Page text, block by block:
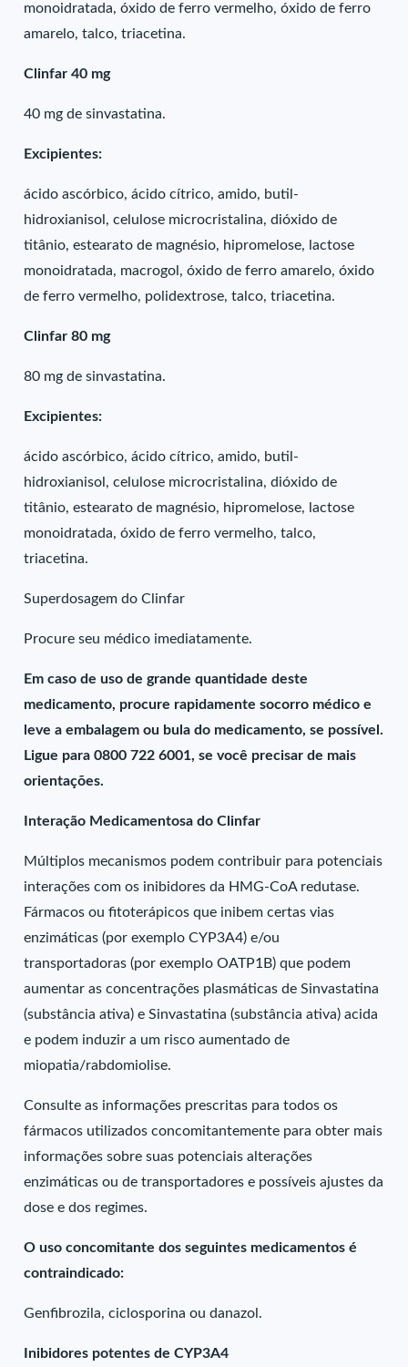
monoidratada, óxido de ferro vermelho, óxido de ferro
amarelo, talco, triacetina.
Clinfar 40 mg
40 mg de sinvastatina.
Excipientes:
ácido ascórbico, ácido cítrico, amido, butil-
hidroxianisol, celulose microcristalina, dióxido de
titânio, estearato de magnésio, hipromelose, lactose
monoidratada, macrogol, óxido de ferro amarelo, óxido
de ferro vermelho, polidextrose, talco, triacetina.
Clinfar 80 mg
80 mg de sinvastatina.
Excipientes:
ácido ascórbico, ácido cítrico, amido, butil-
hidroxianisol, celulose microcristalina, dióxido de
titânio, estearato de magnésio, hipromelose, lactose
monoidratada, óxido de ferro vermelho, talco,
triacetina.
Superdosagem do Clinfar
Procure seu médico imediatamente.
Em caso de uso de grande quantidade deste
medicamento, procure rapidamente socorro médico e
leve a embalagem ou bula do medicamento, se possível.
Ligue para 0800 722 6001, se você precisar de mais
orientações.
Interação Medicamentosa do Clinfar
Múltiplos mecanismos podem contribuir para potenciais
interações com os inibidores da HMG-CoA redutase.
Fármacos ou fitoterápicos que inibem certas vias
enzimáticas (por exemplo CYP3A4) e/ou
transportadoras (por exemplo OATP1B) que podem
aumentar as concentrações plasmáticas de Sinvastatina
(substância ativa) e Sinvastatina (substância ativa) acida
e podem induzir a um risco aumentado de
miopatia/rabdomiolise.
Consulte as informações prescritas para todos os
fármacos utilizados concomitantemente para obter mais
informações sobre suas potenciais alterações
enzimáticas ou de transportadores e possíveis ajustes da
dose e dos regimes.
O uso concomitante dos seguintes medicamentos é
contraindicado:
Genfibrozila, ciclosporina ou danazol.
Inibidores potentes de CYP3A4